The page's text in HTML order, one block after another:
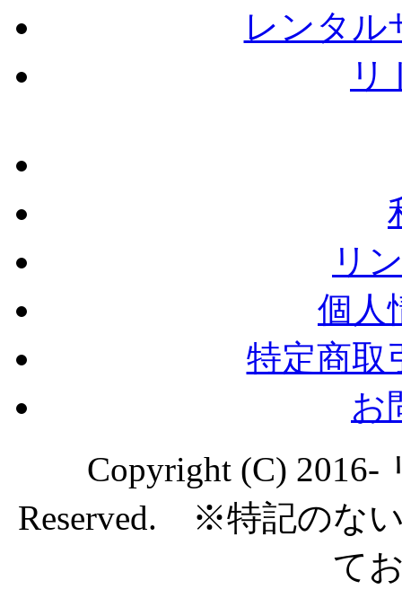
レンタル
リ
リ
個人
特定商取
お
Copyright (C)
Reserved. ※特記のな
て